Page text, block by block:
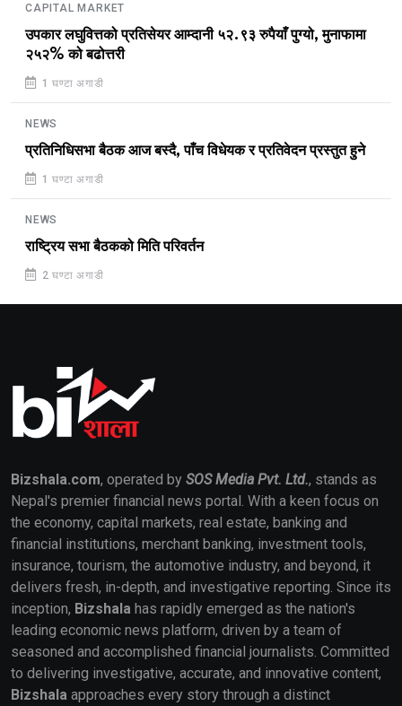
CAPITAL MARKET
उपकार लघुवित्तको प्रतिसेयर आम्दानी ५२.९३ रुपैयाँ पुग्यो, मुनाफामा
२५२% को बढोत्तरी
1 घण्टा अगाडी
NEWS
प्रतिनिधिसभा बैठक आज बस्दै, पाँच विधेयक र प्रतिवेदन प्रस्तुत हुने
1 घण्टा अगाडी
NEWS
राष्ट्रिय सभा बैठकको मिति परिवर्तन
2 घण्टा अगाडी
Bizshala.com, operated by SOS Media Pvt. Ltd., stands as
Nepal's premier financial news portal. With a keen focus on
the economy, capital markets, real estate, banking and
financial institutions, merchant banking, investment tools,
insurance, tourism, the automotive industry, and beyond, it
delivers fresh, in-depth, and investigative reporting. Since its
inception, Bizshala has rapidly emerged as the nation's
leading economic news platform, driven by a team of
seasoned and accomplished financial journalists. Committed
to delivering investigative, accurate, and innovative content,
Bizshala approaches every story through a distinct